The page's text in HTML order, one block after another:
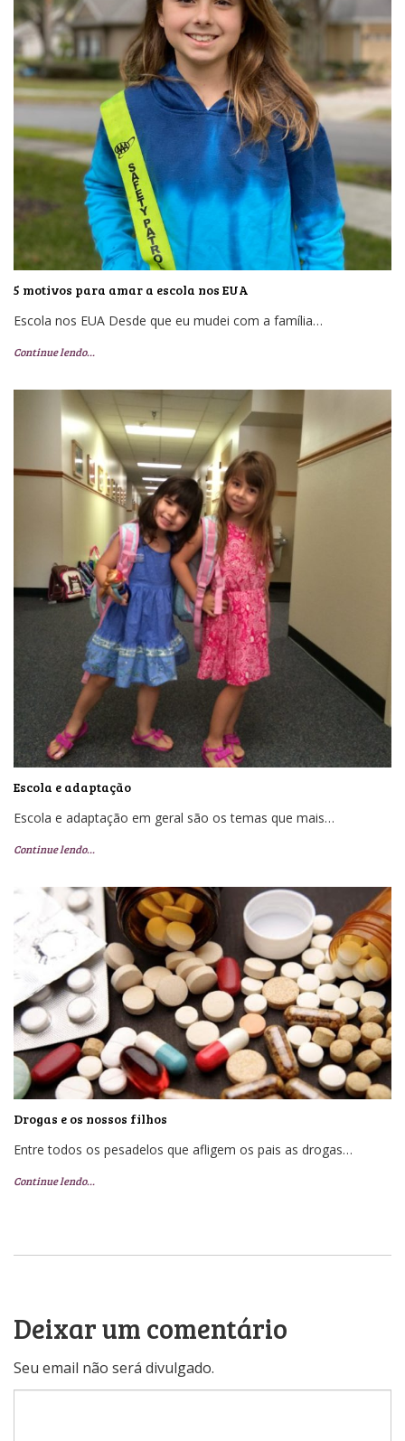
5 motivos para amar a escola nos EUA
Escola nos EUA Desde que eu mudei com a família…
Continue lendo…
Escola e adaptação
Escola e adaptação em geral são os temas que mais…
Continue lendo…
Drogas e os nossos filhos
Entre todos os pesadelos que afligem os pais as drogas…
Continue lendo…
Deixar um comentário
Seu email não será divulgado.